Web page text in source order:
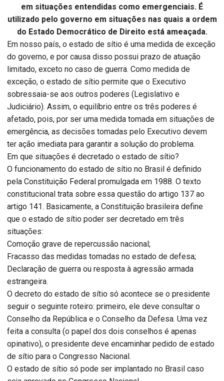
em situações entendidas como emergenciais. É
utilizado pelo governo em situações nas quais a ordem
do Estado Democrático de Direito está ameaçada.
Em nosso país, o estado de sítio é uma medida de exceção
do governo, e por causa disso possui prazo de atuação
limitado, exceto no caso de guerra. Como medida de
exceção, o estado de sítio permite que o Executivo
sobressaia-se aos outros poderes (Legislativo e
Judiciário). Assim, o equilíbrio entre os três poderes é
afetado, pois, por ser uma medida tomada em situações de
emergência, as decisões tomadas pelo Executivo devem
ter ação imediata para garantir a solução do problema.
Em que situações é decretado o estado de sítio?
O funcionamento do estado de sítio no Brasil é definido
pela Constituição Federal promulgada em 1988. O texto
constitucional trata sobre essa questão do artigo 137 ao
artigo 141. Basicamente, a Constituição brasileira define
que o estado de sítio poder ser decretado em três
situações:
Comoção grave de repercussão nacional;
Fracasso das medidas tomadas no estado de defesa;
Declaração de guerra ou resposta à agressão armada
estrangeira.
O decreto do estado de sítio só acontece se o presidente
seguir o seguinte roteiro: primeiro, ele deve consultar o
Conselho da República e o Conselho da Defesa. Uma vez
feita a consulta (o papel dos dois conselhos é apenas
opinativo), o presidente deve encaminhar pedido de estado
de sítio para o Congresso Nacional.
O estado de sítio só pode ser implantado no Brasil caso